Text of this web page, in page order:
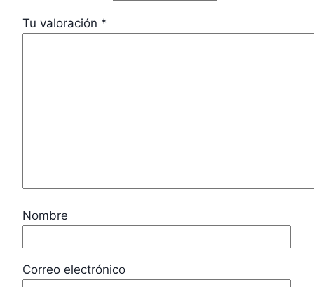
Tu valoración *
Nombre
Correo electrónico